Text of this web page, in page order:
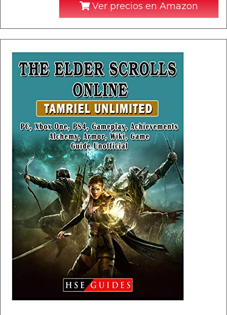
Ver precios en Amazon